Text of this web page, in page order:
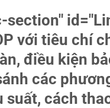
với tiêu chí
điều kiện
các
suất, cách